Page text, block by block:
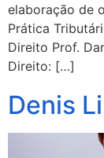
elaboração de
Prática
Direito Prof.
Direito: […]
Denis